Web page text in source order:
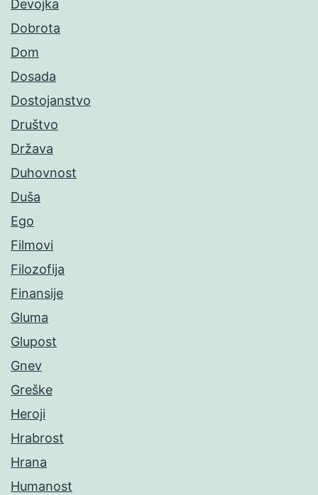
Devojka
Dobrota
Dom
Dosada
Dostojanstvo
Društvo
Država
Duhovnost
Duša
Ego
Filmovi
Filozofija
Finansije
Gluma
Glupost
Gnev
Greške
Heroji
Hrabrost
Hrana
Humanost